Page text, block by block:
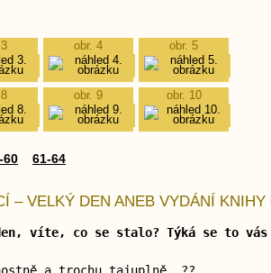
obr. 4 obr. 5
obr. 9 obr. 10
60 61-64
– VELKÝ DEN ANEB VYDÁNÍ
víte, co se stalo? Týká se to vás